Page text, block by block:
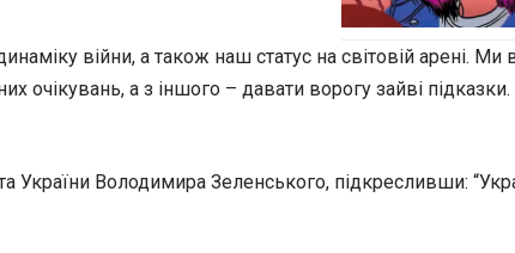
війни, а також наш статус на світовій арені.
очікувань, а з іншого – давати ворогу зайві підказки.
Володимира Зеленського, підкресливши: